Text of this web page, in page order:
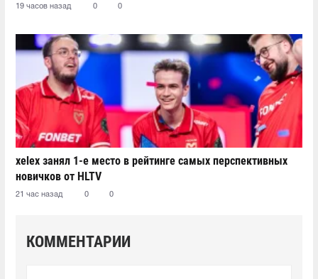
19 часов назад 0 0
xelex⁠ занял 1-е место в рейтинге самых перспективных
новичков от HLTV
21 час назад 0 0
КОММЕНТАРИИ